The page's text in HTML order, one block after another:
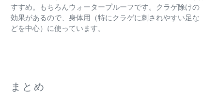
すすめ。 もちろんウォータープルーフです。 クラゲ除けの
効果があるので、身体用（特にクラゲに刺されやすい足な
どを中心）に使っています。
まとめ